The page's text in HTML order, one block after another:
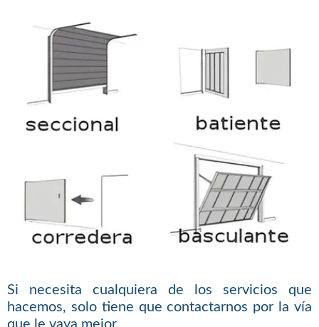
Si necesita cualquiera de los servicios que
hacemos, solo tiene que contactarnos por la vía